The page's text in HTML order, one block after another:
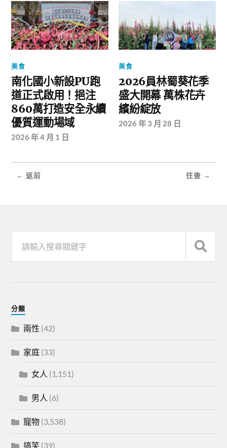
美食
南化國小新設PU跑
道正式啟用！挹注
860萬打造安全永續
優質運動場域
2026 年 4 月 1 日
美食
2026員林蜀葵花季
盛大開幕 萬株花卉
繽紛綻放
2026 年 3 月 28 日
← 返前 往後 →
分類
兩性 (42)
家庭 (33)
女人 (1,151)
男人 (6)
寵物 (3,538)
搞笑 (39)